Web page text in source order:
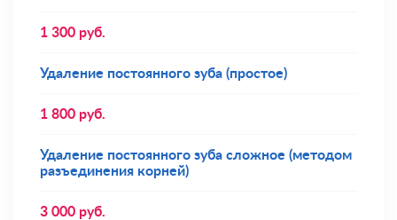
1 300 руб.
Удаление постоянного зуба (простое)
1 800 руб.
Удаление постоянного зуба сложное (методом
разъединения корней)
3 000 руб.